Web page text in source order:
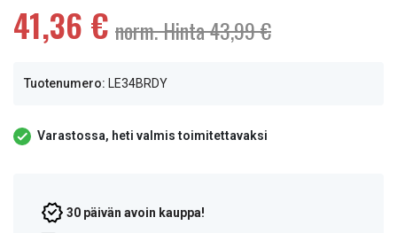
41,36 € norm. Hinta 43,99 €
Tuotenumero: LE34BRDY
Varastossa, heti valmis toimitettavaksi
30 päivän avoin kauppa!